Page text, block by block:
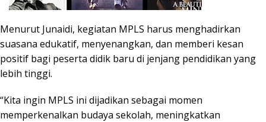
Menurut Junaidi, kegiatan MPLS harus menghadirkan
suasana edukatif, menyenangkan, dan memberi kesan
positif bagi peserta didik baru di jenjang pendidikan yang
lebih tinggi.
“Kita ingin MPLS ini dijadikan sebagai momen
memperkenalkan budaya sekolah, meningkatkan